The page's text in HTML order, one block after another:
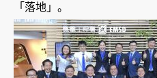
「落地」。